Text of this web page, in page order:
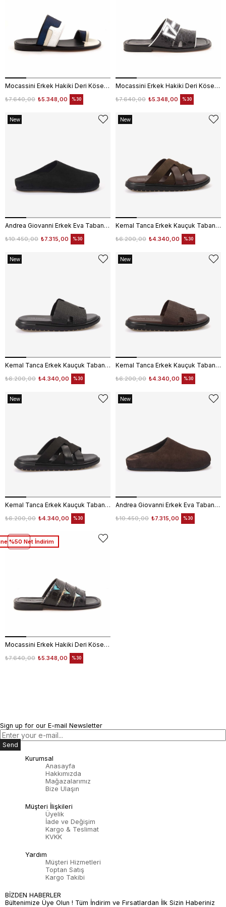
Mocassini Erkek Hakiki Deri Kösele Taban Siyah - Beyaz Terlik Terlik
₺5.348,00
₺7.640,00 %30
Mocassini Erkek Hakiki Deri Kösele Taban Siyah Terlik Terlik
₺5.348,00
₺7.640,00 %30
Andrea Giovanni Erkek Eva Taban Mule Süet Terlik 16101
₺7.315,00
₺10.450,00 %30
New
Kemal Tanca Erkek Kauçuk Tabanlı Comfort Günlük Çapraz Bantlı Terlik 109
₺4.340,00
₺6.200,00 %30
New
Kemal Tanca Erkek Kauçuk Tabanlı Comfort Günlük Terlik 110
₺4.340,00
₺6.200,00 %30
New
Kemal Tanca Erkek Kauçuk Tabanlı Comfort Günlük Terlik 110
₺4.340,00
₺6.200,00 %30
New
Kemal Tanca Erkek Kauçuk Tabanlı Comfort Günlük Çapraz Bantlı Terlik 109
₺4.340,00
₺6.200,00 %30
New
Andrea Giovanni Erkek Eva Taban Mule Süet Terlik 16101
₺7.315,00
₺10.450,00 %30
New
Mocassini Erkek Hakiki Deri Kösele Taban Siyah Terlik Terlik
₺5.348,00
₺7.640,00 %30
%50 Net İndirim
Sign up for our E-mail Newsletter
Send
Kurumsal
Anasayfa
Hakkımızda
Mağazalarımız
Bize Ulaşın
Müşteri İlişkileri
Üyelik
İade ve Değişim
Kargo & Teslimat
KVKK
Yardım
Müşteri Hizmetleri
Toptan Satış
Kargo Takibi
BİZDEN HABERLER
Bültenimize Üye Olun ! Tüm İndirim ve Fırsatlardan İlk Sizin Haberiniz